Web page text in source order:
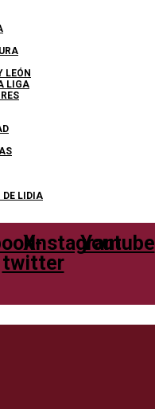
LEÓN
LIGA
DE LIDIA
X-
twitter
Instagram
Youtube